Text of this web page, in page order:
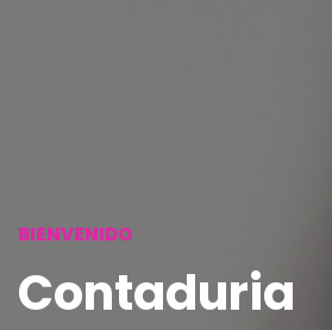
BIENVENIDO
Contaduria